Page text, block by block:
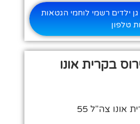
ילדים רשמי לוחמי הגטאות
טלפון
בקרית אונו
אונו צה"ל 55